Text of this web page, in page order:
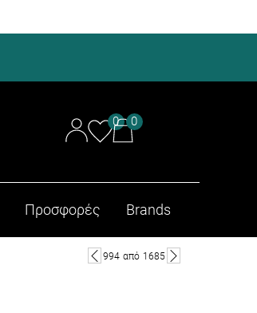
0 0
Προσφορές Brands
994 από 1685